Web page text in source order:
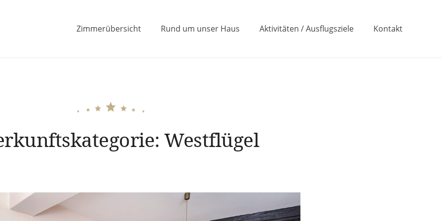
in Lauf an der Pegnitz
Zimmerübersicht Rund um unser Haus Aktivitäten / Ausflugsziele Kontakt
Westflügel